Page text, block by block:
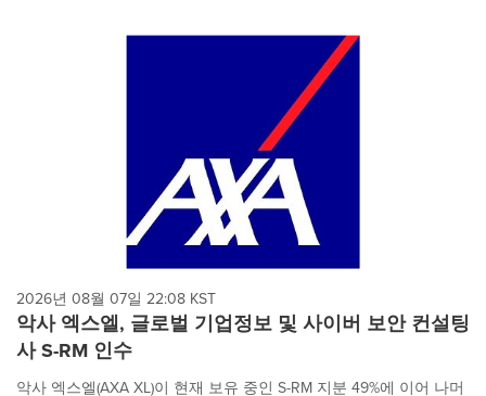
2026년 08월 07일 22:08 KST
악사 엑스엘, 글로벌 기업정보 및 사이버 보안 컨설팅
사 S-RM 인수
악사 엑스엘(AXA XL)이 현재 보유 중인 S-RM 지분 49%에 이어 나머